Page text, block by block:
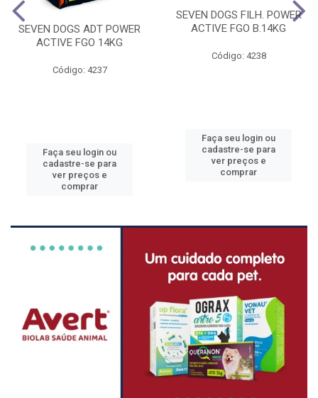
SEVEN DOGS ADT POWER
ACTIVE FGO 14KG
Código: 4237
Faça seu login ou
cadastre-se para
ver preços e
comprar
SEVEN DOGS FILH. POWER
ACTIVE FGO B.14KG
Código: 4238
Faça seu login ou
cadastre-se para
ver preços e
comprar